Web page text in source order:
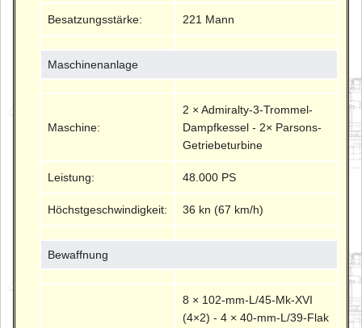
Besatzungsstärke: 221 Mann
Maschinenanlage
Maschine:
2 × Admiralty-3-Trommel-
Dampfkessel - 2× Parsons-
Getriebeturbine
Leistung: 48.000 PS
Höchstgeschwindigkeit: 36 kn (67 km/h)
Bewaffnung
8 × 102-mm-L/45-Mk-XVI
(4×2) - 4 × 40-mm-L/39-Flak